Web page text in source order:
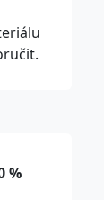
%